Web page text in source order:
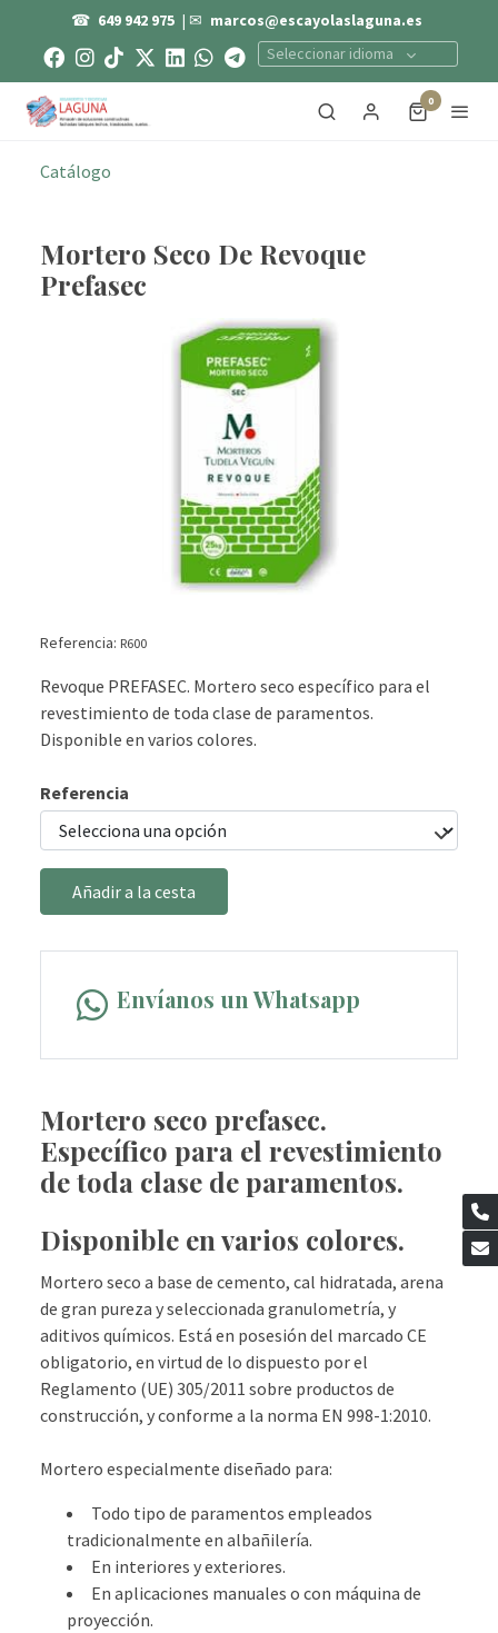
☎ 649 942 975 | ✉ marcos@escayolaslaguna.es
Seleccionar idioma
0
Catálogo
Mortero Seco De Revoque
Prefasec
Referencia: R600
Revoque PREFASEC. Mortero seco específico para el
revestimiento de toda clase de paramentos.
Disponible en varios colores.
Referencia
Añadir a la cesta
Envíanos un Whatsapp
Mortero seco prefasec.
Específico para el revestimiento
de toda clase de paramentos.
Disponible en varios colores.
Mortero seco a base de cemento, cal hidratada, arena
de gran pureza y seleccionada granulometría, y
aditivos químicos. Está en posesión del marcado CE
obligatorio, en virtud de lo dispuesto por el
Reglamento (UE) 305/2011 sobre productos de
construcción, y conforme a la norma EN 998-1:2010.
Mortero especialmente diseñado para:
Todo tipo de paramentos empleados
tradicionalmente en albañilería.
En interiores y exteriores.
En aplicaciones manuales o con máquina de
proyección.